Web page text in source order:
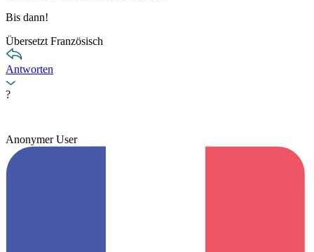
Bis dann!
Übersetzt Französisch
Antworten
?
Anonymer User